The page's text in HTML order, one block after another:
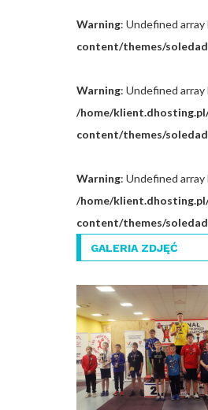
Warning: Undefined array
content/themes/
Warning: Undefined
/home/
content/themes/
Warning: Undefined array
/home/
content/themes/
GALERIA ZDJĘĆ